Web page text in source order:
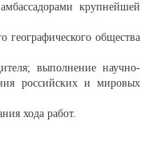
крупнейшей
общества
выполнение научно-
российских и мировых
хода работ.